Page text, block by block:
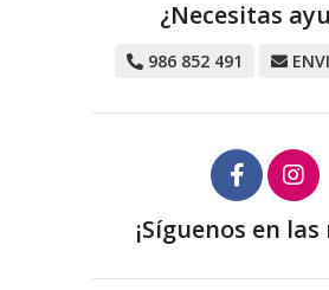
¿Necesitas
986 852 491
¡Síguenos en las